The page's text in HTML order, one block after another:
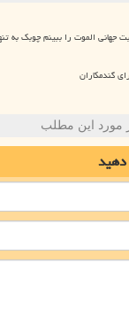
جهانی الموت را ببینم چوبک به
گندمکاران
مورد این مطلب
دهید